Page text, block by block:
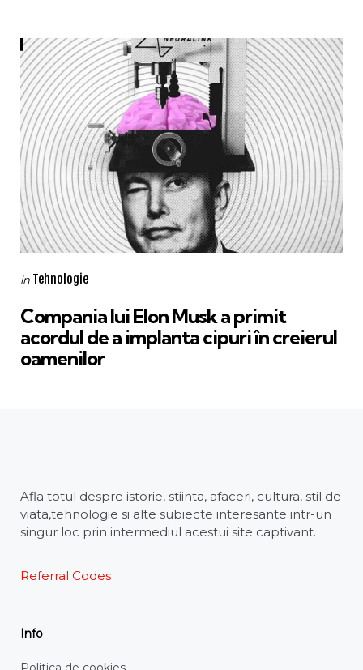
Categories
Posted
in Tehnologie
Compania lui Elon Musk a primit
acordul de a implanta cipuri în creierul
oamenilor
Afla totul despre istorie, stiinta, afaceri, cultura, stil de
viata,tehnologie si alte subiecte interesante intr-un
singur loc prin intermediul acestui site captivant.
Referral Codes
Info